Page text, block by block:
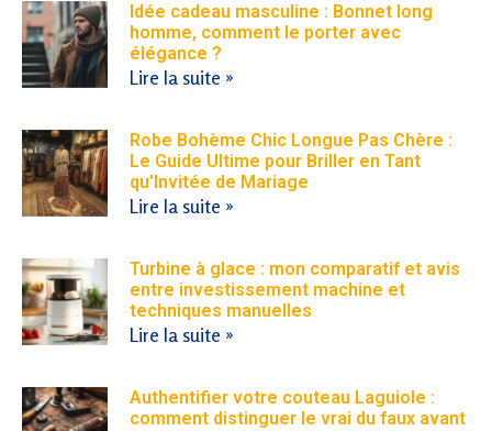
Idée cadeau masculine : Bonnet long
homme, comment le porter avec
élégance ?
Lire la suite »
Robe Bohème Chic Longue Pas Chère :
Le Guide Ultime pour Briller en Tant
qu’Invitée de Mariage
Lire la suite »
Turbine à glace : mon comparatif et avis
entre investissement machine et
techniques manuelles
Lire la suite »
Authentifier votre couteau Laguiole :
comment distinguer le vrai du faux avant